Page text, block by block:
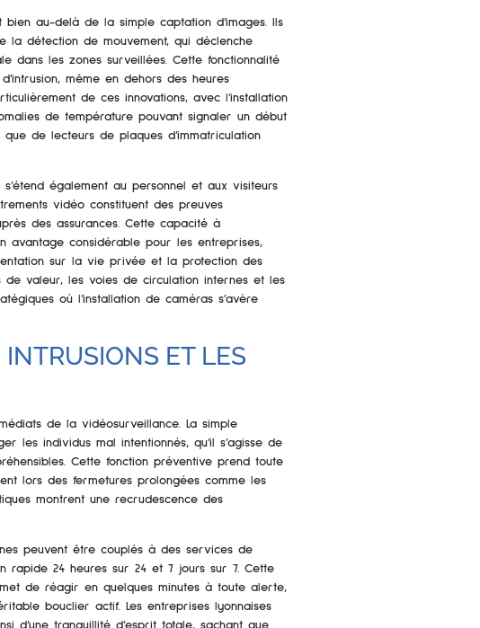
au-delà de la simple captation d’images. Ils
la détection de mouvement, qui déclenche
dans les zones surveillées. Cette fonctionnalité
même en dehors des heures
de ces innovations, avec l’installation
de température pouvant signaler un début
que de lecteurs de plaques d’immatriculation
également au personnel et aux visiteurs
vidéo constituent des preuves
des assurances. Cette capacité à
avantage considérable pour les entreprises,
sur la vie privée et la protection des
de valeur, les voies de circulation internes et les
où l’installation de caméras s’avère
ET LES
de la vidéosurveillance. La simple
les individus mal intentionnés, qu’il s’agisse de
Cette fonction préventive prend toute
lors des fermetures prolongées comme les
montrent une recrudescence des
peuvent être couplés à des services de
rapide 24 heures sur 24 et 7 jours sur 7. Cette
de réagir en quelques minutes à toute alerte,
bouclier actif. Les entreprises lyonnaises
d’une tranquillité d’esprit totale, sachant que